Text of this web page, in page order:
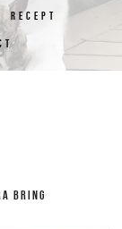
RECEPT
Bring